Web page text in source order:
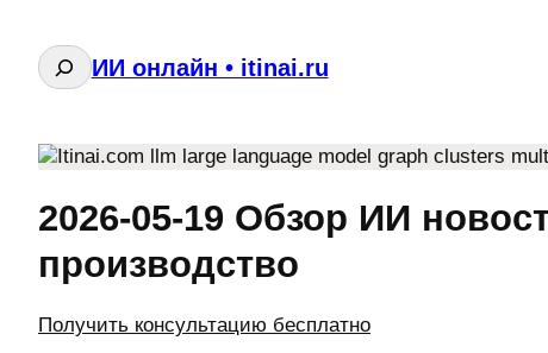
ПоискИИ онлайн • itinai.ru
2026-05-19 Обзор ИИ
производство
Получить консультацию бесплатно